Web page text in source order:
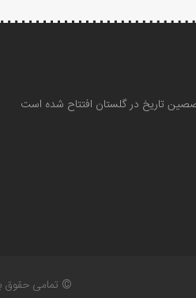
تاریخ در گلستان افتتاح شده است
© تمامی حقوق